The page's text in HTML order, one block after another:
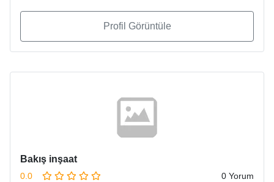
Profil Görüntüle
Bakış inşaat
0.0
0 Yorum